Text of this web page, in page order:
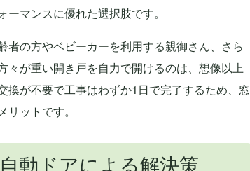
マンスに優れた選択肢です。
の方やベビーカーを利用する親御さん、さら
々が重い開き戸を自力で開けるのは、想像以上
換が不要で工事はわずか1日で完了するため、窓
ットです。
動ドアによる解決策